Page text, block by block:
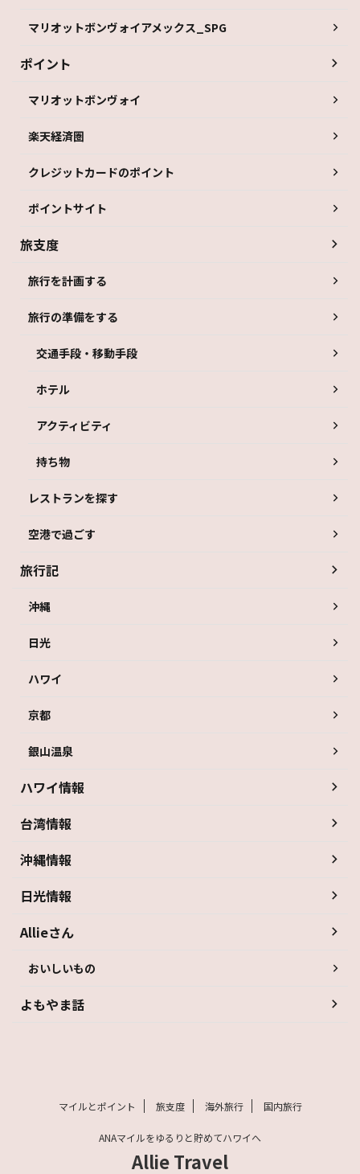
マリオットボンヴォイアメックス_SPG
ポイント
マリオットボンヴォイ
楽天経済圏
クレジットカードのポイント
ポイントサイト
旅支度
旅行を計画する
旅行の準備をする
交通手段・移動手段
ホテル
アクティビティ
持ち物
レストランを探す
空港で過ごす
旅行記
沖縄
日光
ハワイ
京都
銀山温泉
ハワイ情報
台湾情報
沖縄情報
日光情報
Allieさん
おいしいもの
よもやま話
マイルとポイント 旅支度 海外旅行 国内旅行
ANAマイルをゆるりと貯めてハワイへ
Allie Travel